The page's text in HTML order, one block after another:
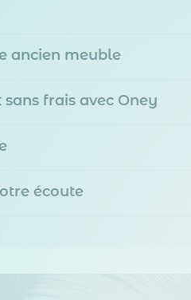
ancien meuble
frais avec Oney
écoute